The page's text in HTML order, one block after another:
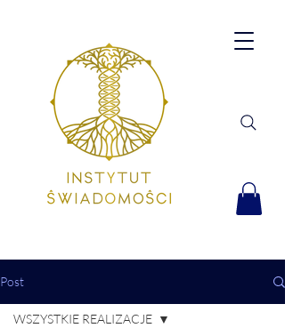
Post
WSZYSTKIE REALIZACJE